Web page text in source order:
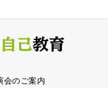
会のご案内